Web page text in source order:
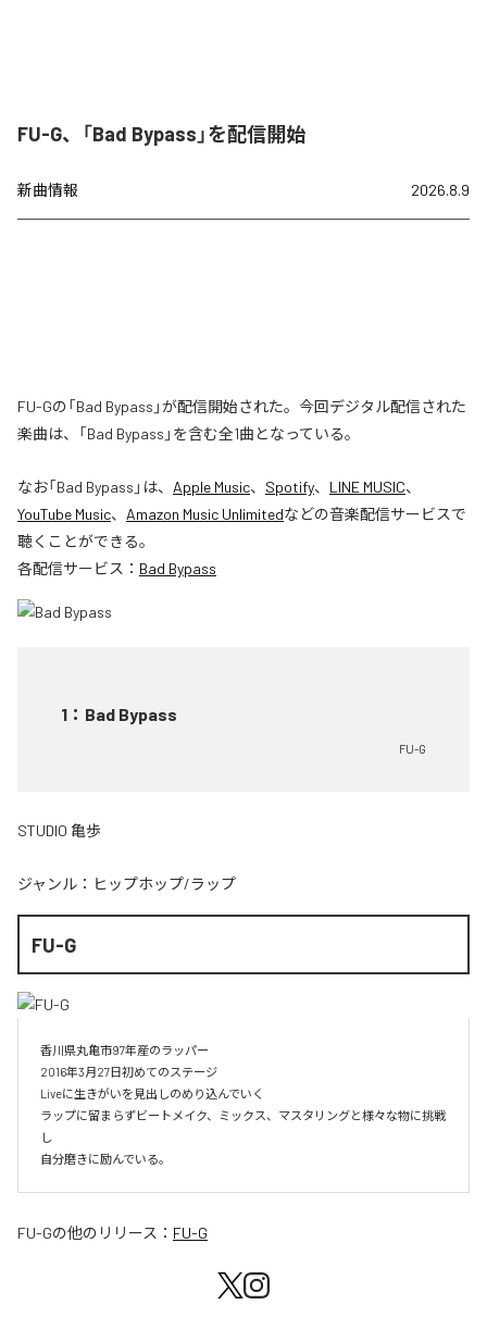
FU-G、「Bad Bypass」を配信開始
新曲情報 2026.8.9
FU-Gの「Bad Bypass」が配信開始された。今回デジタル配信された
楽曲は、「Bad Bypass」を含む全1曲となっている。
なお「Bad Bypass 」は、 Apple Music、 Spotify、 LINE MUSIC、
YouTube Music、 Amazon Music Unlimitedなどの音楽配信サービスで
聴くことができる。
各配信サービス： Bad Bypass
1 ： Bad Bypass
FU-G
STUDIO 亀歩
ジャンル： ヒップホップ/ラップ
FU-G
香川県丸亀市97年産のラッパー
2016年3月27日初めてのステージ
Liveに生きがいを見出しのめり込んでいく
ラップに留まらずビートメイク、ミックス、マスタリングと様々な物に挑戦
し
自分磨きに励んでいる。
FU-Gの他のリリース： FU-G